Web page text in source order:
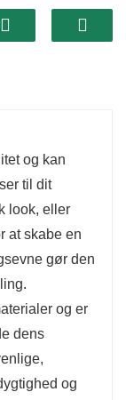
og kan
til dit
look, eller
at skabe en
gør den
og er
dens
og